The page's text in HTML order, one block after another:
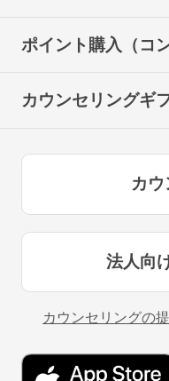
ポイント購入（コ
カウンセリングギ
カ
法人向
カウンセリングの